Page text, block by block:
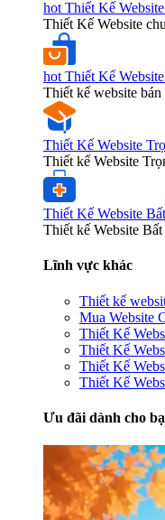
hot Thiết Kế
Thiết Kế Website
hot Thiết Kế
Thiết kế website
Thiết Kế Website
Thiết kế Website
Thiết Kế Website
Thiết kế Website
Lĩnh vực khác
Thiết kế
Mua Website
Thiết Kế
Thiết Kế
Thiết Kế
Thiết Kế
Ưu đãi dành cho